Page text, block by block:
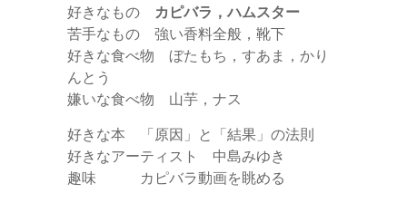
好きなもの カピバラ，ハムスター
苦手なもの 強い香料全般，靴下
好きな食べ物 ぼたもち，すあま，かり
んとう
嫌いな食べ物 山芋，ナス
好きな本 「原因」と「結果」の法則
好きなアーティスト 中島みゆき
趣味 カピバラ動画を眺める